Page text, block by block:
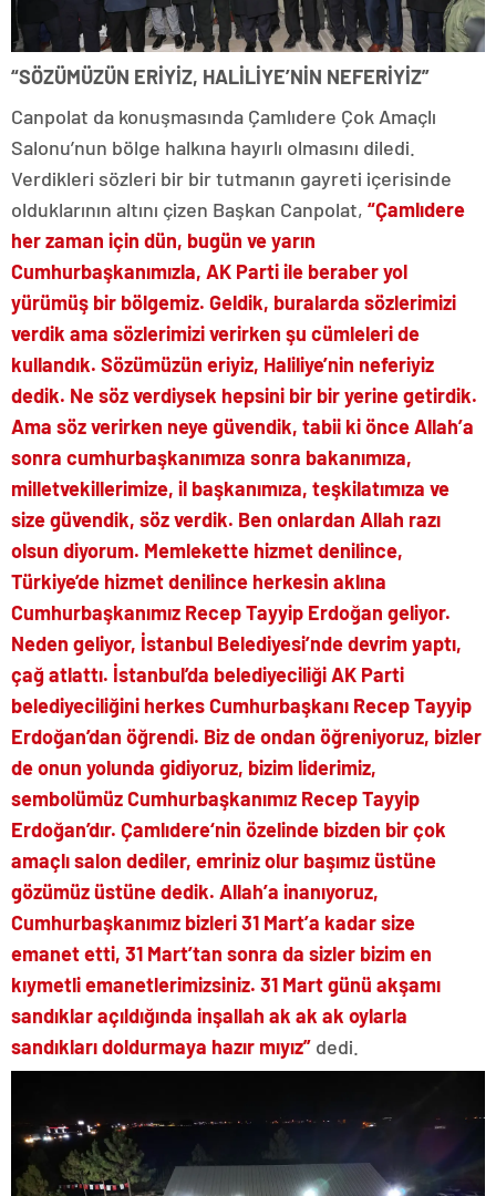
“SÖZÜMÜZÜN ERİYİZ, HALİLİYE’NİN NEFERİYİZ”
Canpolat da konuşmasında Çamlıdere Çok Amaçlı
Salonu’nun bölge halkına hayırlı olmasını diledi.
Verdikleri sözleri bir bir tutmanın gayreti içerisinde
olduklarının altını çizen Başkan Canpolat, “Çamlıdere
her zaman için dün, bugün ve yarın
Cumhurbaşkanımızla, AK Parti ile beraber yol
yürümüş bir bölgemiz. Geldik, buralarda sözlerimizi
verdik ama sözlerimizi verirken şu cümleleri de
kullandık. Sözümüzün eriyiz, Haliliye’nin neferiyiz
dedik. Ne söz verdiysek hepsini bir bir yerine getirdik.
Ama söz verirken neye güvendik, tabii ki önce Allah’a
sonra cumhurbaşkanımıza sonra bakanımıza,
milletvekillerimize, il başkanımıza, teşkilatımıza ve
size güvendik, söz verdik. Ben onlardan Allah razı
olsun diyorum. Memlekette hizmet denilince,
Türkiye’de hizmet denilince herkesin aklına
Cumhurbaşkanımız Recep Tayyip Erdoğan geliyor.
Neden geliyor, İstanbul Belediyesi’nde devrim yaptı,
çağ atlattı. İstanbul’da belediyeciliği AK Parti
belediyeciliğini herkes Cumhurbaşkanı Recep Tayyip
Erdoğan’dan öğrendi. Biz de ondan öğreniyoruz, bizler
de onun yolunda gidiyoruz, bizim liderimiz,
sembolümüz Cumhurbaşkanımız Recep Tayyip
Erdoğan’dır. Çamlıdere‘nin özelinde bizden bir çok
amaçlı salon dediler, emriniz olur başımız üstüne
gözümüz üstüne dedik. Allah’a inanıyoruz,
Cumhurbaşkanımız bizleri 31 Mart’a kadar size
emanet etti, 31 Mart’tan sonra da sizler bizim en
kıymetli emanetlerimizsiniz. 31 Mart günü akşamı
sandıklar açıldığında inşallah ak ak ak oylarla
sandıkları doldurmaya hazır mıyız” dedi.